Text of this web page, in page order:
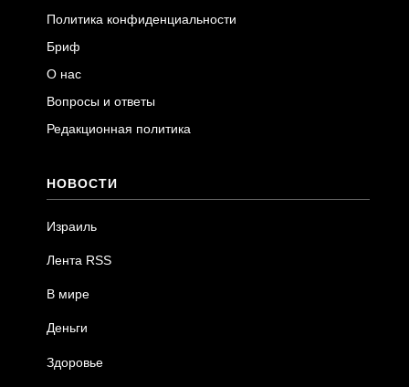
Политика конфиденциальности
Бриф
О нас
Вопросы и ответы
Редакционная политика
НОВОСТИ
Израиль
Лента RSS
В мире
Деньги
Здоровье